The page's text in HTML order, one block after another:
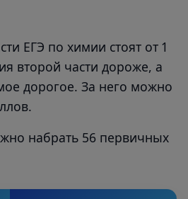
ЕГЭ по химии стоят от 1
второй части дороже, а
дорогое. За него можно
набрать 56 первичных